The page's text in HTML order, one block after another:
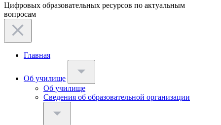
Цифровых образовательных ресурсов по актуальным
вопросам
Главная
Об училище
Об училище
Сведения об образовательной организации